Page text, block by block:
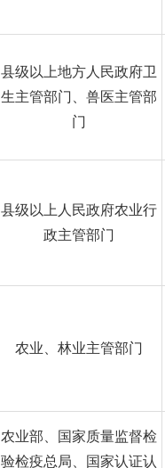
县级以上地方人民政府卫
生主管部门、兽医主管部
门
县级以上人民政府农业行
政主管部门
农业、林业主管部门
农业部、国家质量监督检
验检疫总局、国家认证认